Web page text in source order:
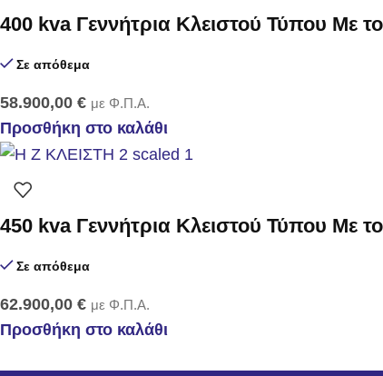
400 kva Γεννήτρια Κλειστού Τύπου Με
Σε απόθεμα
58.900,00 € με Φ.Π.Α.
Προσθήκη στο καλάθι
450 kva Γεννήτρια Κλειστού Τύπου Με
Σε απόθεμα
62.900,00 € με Φ.Π.Α.
Προσθήκη στο καλάθι